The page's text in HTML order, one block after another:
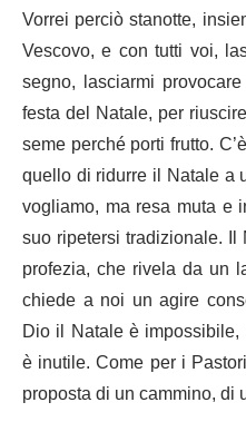
Vorrei perciò stanotte,
Vescovo, e con tutti voi,
segno, lasciarmi
festa del Natale, per
seme perché porti frutto.
quello di ridurre il Natale a
vogliamo, ma resa muta e
suo ripetersi tradizionale.
profezia, che rivela da un
chiede a noi un agire
Dio il Natale è
è inutile. Come per i
proposta di un cammino, di